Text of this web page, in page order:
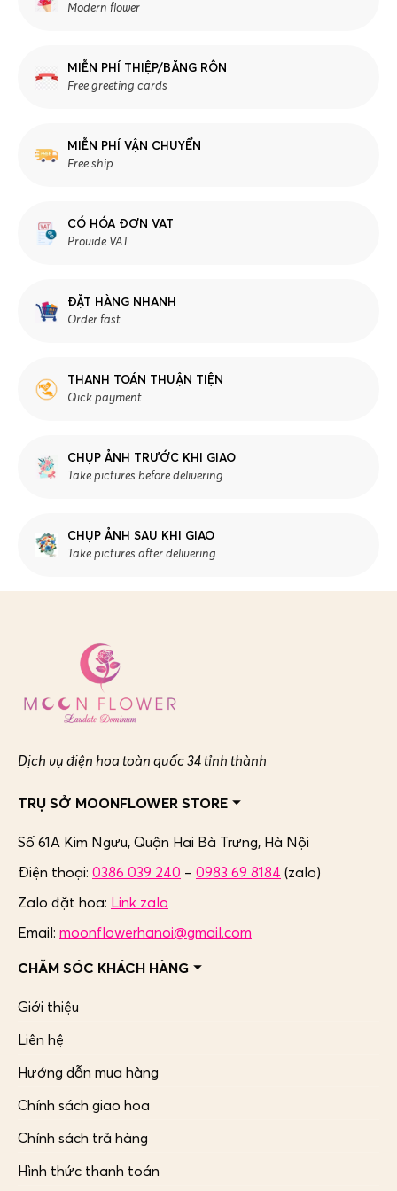
Modern flower
MIỄN PHÍ THIỆP/BĂNG RÔN
Free greeting cards
MIỄN PHÍ VẬN CHUYỂN
Free ship
CÓ HÓA ĐƠN VAT
Provide VAT
ĐẶT HÀNG NHANH
Order fast
THANH TOÁN THUẬN TIỆN
Qick payment
CHỤP ẢNH TRƯỚC KHI GIAO
Take pictures before delivering
CHỤP ẢNH SAU KHI GIAO
Take pictures after delivering
Dịch vụ điện hoa toàn quốc 34 tỉnh thành
TRỤ SỞ MOONFLOWER STORE
Số 61A Kim Ngưu, Quận Hai Bà Trưng, Hà Nội
Điện thoại: 0386 039 240 – 0983 69 8184 (zalo)
Zalo đặt hoa: Link zalo
Email: moonflowerhanoi@gmail.com
CHĂM SÓC KHÁCH HÀNG
Giới thiệu
Liên hệ
Hướng dẫn mua hàng
Chính sách giao hoa
Chính sách trả hàng
Hình thức thanh toán